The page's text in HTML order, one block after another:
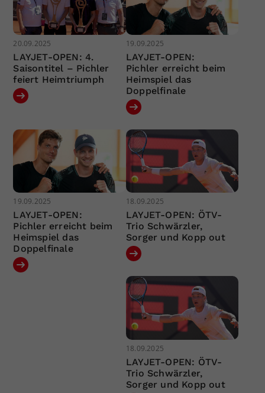
20.09.2025
LAYJET-OPEN: 4.
Saisontitel – Pichler
feiert Heimtriumph
19.09.2025
LAYJET-OPEN:
Pichler erreicht beim
Heimspiel das
Doppelfinale
19.09.2025
LAYJET-OPEN:
Pichler erreicht beim
Heimspiel das
Doppelfinale
18.09.2025
LAYJET-OPEN: ÖTV-
Trio Schwärzler,
Sorger und Kopp out
18.09.2025
LAYJET-OPEN: ÖTV-
Trio Schwärzler,
Sorger und Kopp out